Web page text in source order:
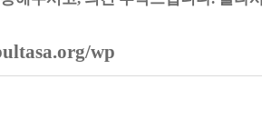
wp